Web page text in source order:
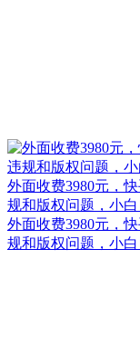
外面收费3980元，
规和版权问题，小
外面收费3980元，
规和版权问题，小